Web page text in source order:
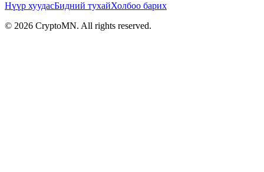
Нүүр хуудасБидний тухайХолбоо барих
© 2026 CryptoMN. All rights reserved.